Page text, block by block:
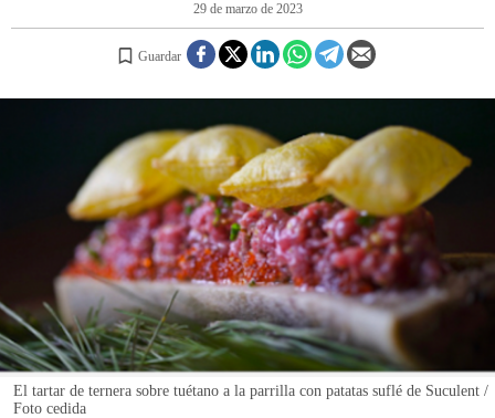
REGISTRO
INICIAR SESIÓN
29 de marzo de 2023
Guardar
El tartar de ternera sobre tuétano a la parrilla con patatas suflé de Suculent /
Foto cedida